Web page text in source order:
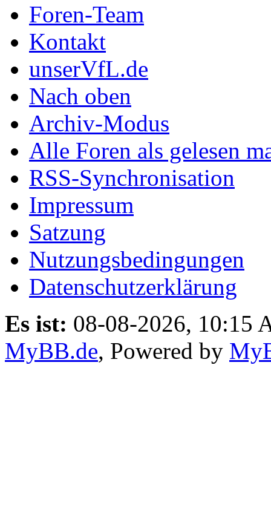
Foren-Team
Kontakt
unserVfL.de
Nach oben
Archiv-Modus
Alle Foren als gelesen
RSS-Synchronisation
Impressum
Satzung
Nutzungsbedingungen
Datenschutzerklärung
Es ist: 08-08-2026, 10:15
MyBB.de, Powered by